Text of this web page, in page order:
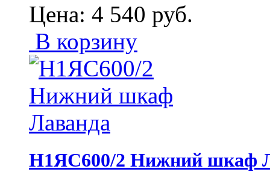
Цена: 4 540 руб.
В корзину
Н1ЯС600/2 Нижний шкаф